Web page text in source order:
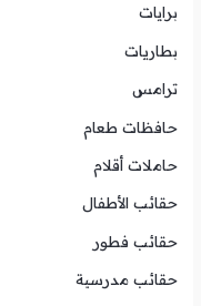
برايات
بطاريات
ترامس
حافظات طعام
حاملات أقلام
حقائب الأطفال
حقائب فطور
حقائب مدرسية